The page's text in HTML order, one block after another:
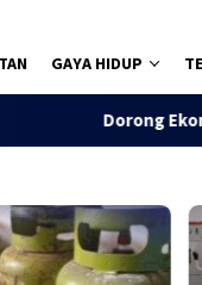
GAYA HIDUP
Dorong Ekonomi